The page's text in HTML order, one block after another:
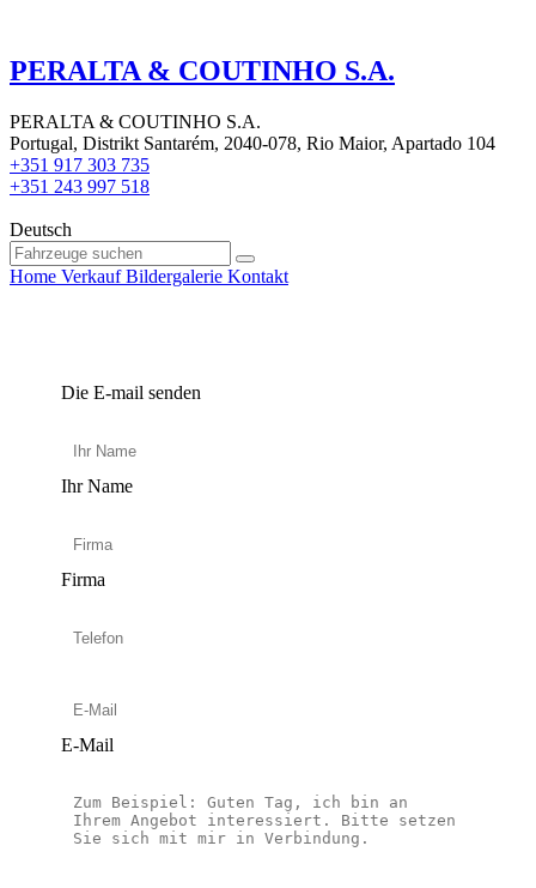
PERALTA & COUTINHO S.A.
PERALTA & COUTINHO S.A.
Portugal, Distrikt Santarém, 2040-078, Rio Maior, Apartado 104
+351 917 303 735
+351 243 997 518
Deutsch
Home Verkauf Bildergalerie Kontakt
Die E-mail senden
Ihr Name
Firma
E-Mail